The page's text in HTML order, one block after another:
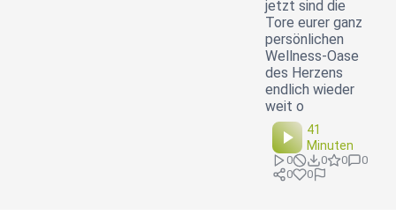
jetzt sind die
Tore eurer ganz
persönlichen
Wellness-Oase
des Herzens
endlich wieder
weit o
41
Minuten
0 0 0
0
0
0